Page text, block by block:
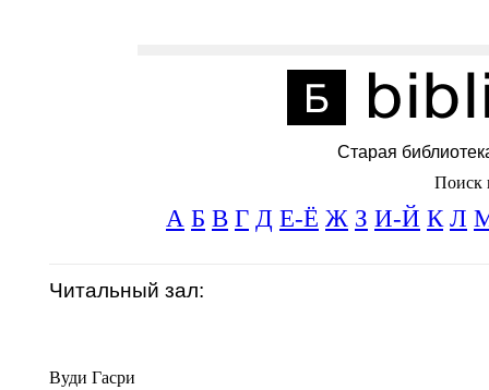
Старая
Поиск
А Б В Г Д Е-Ё Ж З И-Й К Л
Читальный зал:
Вуди Гасри